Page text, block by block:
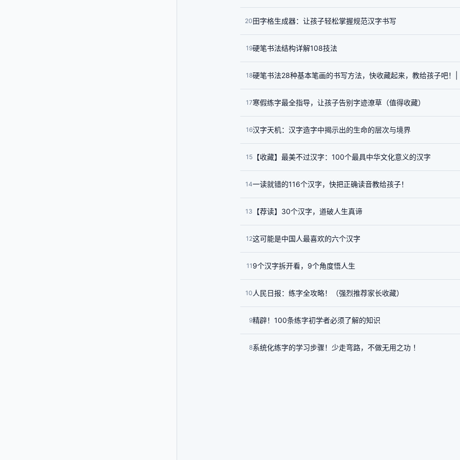
20田字格生成器：让孩子轻松掌握规范汉字书写
19​硬笔书法结构详解108技法
18硬笔书法28种基本笔画的书写方法，快收藏起来，教给孩子吧！|
17寒假练字最全指导，让孩子告别字迹潦草（值得收藏）
16汉字天机：汉字造字中揭示出的生命的层次与境界
15 【收藏】最美不过汉字：100个最具中华文化意义的汉字
14一读就错的116个汉字，快把正确读音教给孩子！
13 【荐读】30个汉字，道破人生真谛
12这可能是中国人最喜欢的六个汉字
11 9个汉字拆开看，9个角度悟人生
10 人民日报：练字全攻略！（强烈推荐家长收藏）
9精辟！100条练字初学者必须了解的知识
8系统化练字的学习步骤！少走弯路，不做无用之功 ！